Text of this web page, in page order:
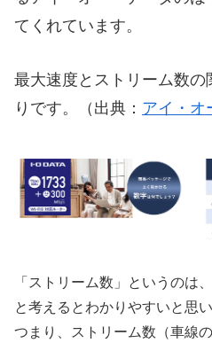
てくれています。
最大速度とストリーム数の
りです。（出典： アイ・オ
「ストリーム数」というのは
と考えるとわかりやすいと思い
つまり、ストリーム数（車線